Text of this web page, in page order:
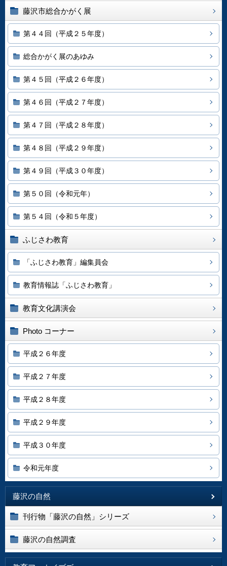
藤沢市総合かがく展
第４４回（平成２５年度）
総合かがく展のあゆみ
第４５回（平成２６年度）
第４６回（平成２７年度）
第４７回（平成２８年度）
第４８回（平成２９年度）
第４９回（平成３０年度）
第５０回（令和元年）
第５４回（令和５年度）
ふじさわ教育
「ふじさわ教育」編集員会
教育情報誌「ふじさわ教育」
教育文化講演会
Photo コーナー
平成２６年度
平成２７年度
平成２８年度
平成２９年度
平成３０年度
令和元年度
藤沢の自然
刊行物「藤沢の自然」シリーズ
藤沢の自然調査